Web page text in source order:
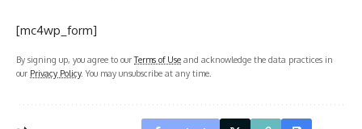
[mc4wp_form]
By signing up, you agree to ourTerms of Use and acknowledge the data practices in
our Privacy Policy. You may unsubscribe at any time.